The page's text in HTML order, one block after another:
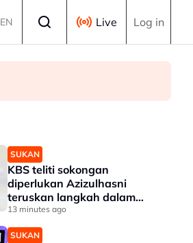
EN Live Log in
SUKAN
KBS teliti sokongan
diperlukan Azizulhasni
teruskan langkah dalam
karier
13 minutes ago
SUKAN